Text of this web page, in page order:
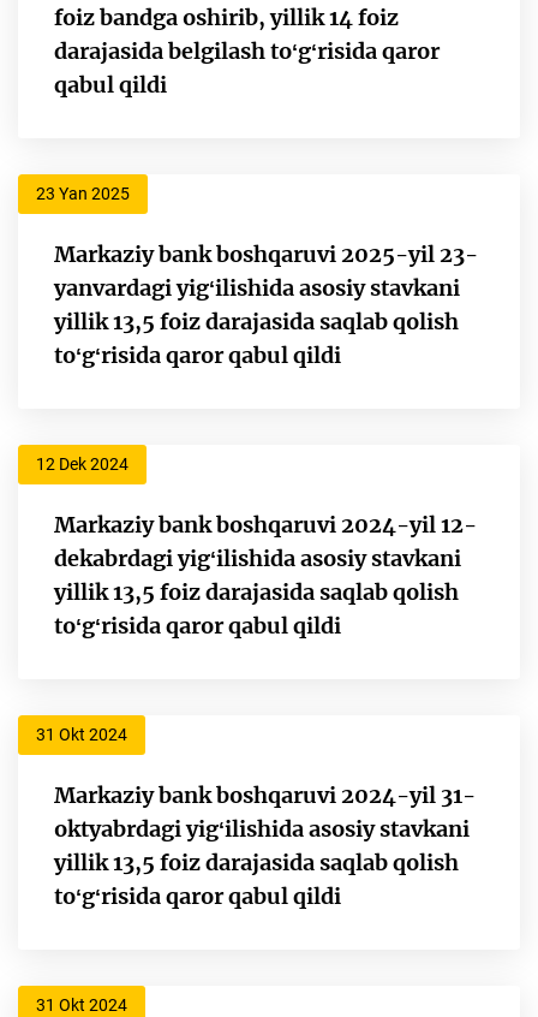
foiz bandga oshirib, yillik 14 foiz
darajasida belgilash toʻgʻrisida qaror
qabul qildi
23 Yan 2025
Markaziy bank boshqaruvi 2025-yil 23-
yanvardagi yigʻilishida asosiy stavkani
yillik 13,5 foiz darajasida saqlab qolish
toʻgʻrisida qaror qabul qildi
12 Dek 2024
Markaziy bank boshqaruvi 2024-yil 12-
dekabrdagi yigʻilishida asosiy stavkani
yillik 13,5 foiz darajasida saqlab qolish
toʻgʻrisida qaror qabul qildi
31 Okt 2024
Markaziy bank boshqaruvi 2024-yil 31-
oktyabrdagi yigʻilishida asosiy stavkani
yillik 13,5 foiz darajasida saqlab qolish
toʻgʻrisida qaror qabul qildi
31 Okt 2024